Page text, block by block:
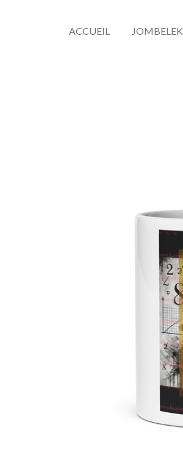
ACCUEIL JOMBELEK